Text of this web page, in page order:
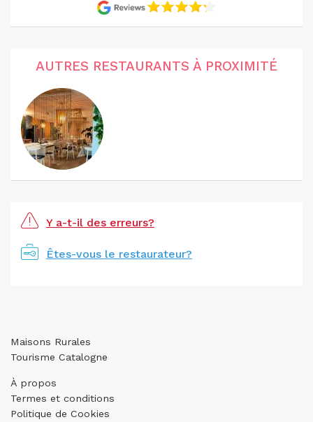
AUTRES RESTAURANTS À PROXIMITÉ
Y a-t-il des erreurs?
Êtes-vous le restaurateur?
Maisons Rurales
Tourisme Catalogne
À propos
Termes et conditions
Politique de Cookies